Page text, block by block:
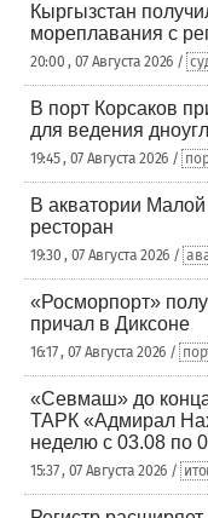
Кыргызстан
мореплавания с
20:00 , 07 Августа 2026 /
В порт Корсаков
для ведения
19:45 , 07 Августа 2026 /
В акватории
ресторан
19:30 , 07 Августа 2026 /
«Росморпорт»
причал в Диксоне
16:17 , 07 Августа 2026 /
«Севмаш» до
ТАРК «Адмирал
неделю с 03.08 по
15:37 , 07 Августа 2026 /